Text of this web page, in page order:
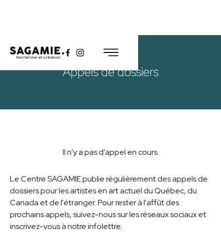
Appels de dossiers
Il n'y a pas d'appel en cours.
Le Centre SAGAMIE publie régulièrement des appels de
dossiers pour les artistes en art actuel du Québec, du
Canada et de l'étranger. Pour rester à l'affût des
prochains appels, suivez-nous sur les réseaux sociaux et
inscrivez-vous à notre infolettre.